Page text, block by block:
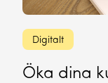
Digitalt
Öka dina